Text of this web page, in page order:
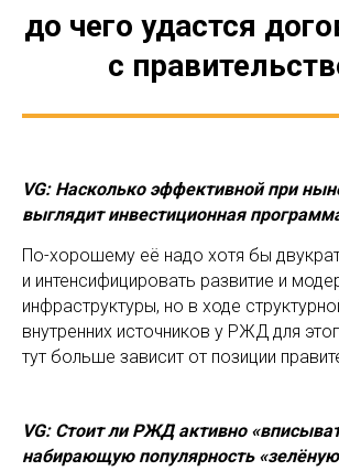
до чего удастся
с
VG: Насколько эффективной при
выглядит инвестиционная
По-хорошему её надо хотя бы
и интенсифицировать развитие и
инфраструктуры, но в ходе
внутренних источников у РЖД для
тут больше зависит от позиции
VG: Стоит ли РЖД активно
набирающую популярность